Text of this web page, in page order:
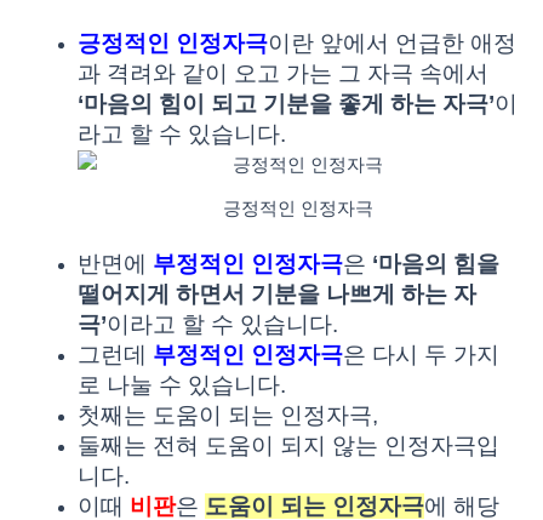
긍정적인 인정자극이란 앞에서 언급한 애정
과 격려와 같이 오고 가는 그 자극 속에서
‘마음의 힘이 되고 기분을 좋게 하는 자극’이
라고 할 수 있습니다.
긍정적인 인정자극
반면에 부정적인 인정자극은 ‘마음의 힘을
떨어지게 하면서 기분을 나쁘게 하는 자
극’이라고 할 수 있습니다.
그런데 부정적인 인정자극은 다시 두 가지
로 나눌 수 있습니다.
첫째는 도움이 되는 인정자극,
둘째는 전혀 도움이 되지 않는 인정자극입
니다.
이때 비판은 도움이 되는 인정자극에 해당